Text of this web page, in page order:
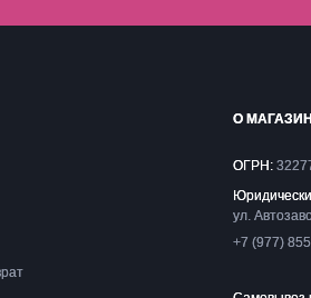
О
ОГРН:
ул.
+7 (977)